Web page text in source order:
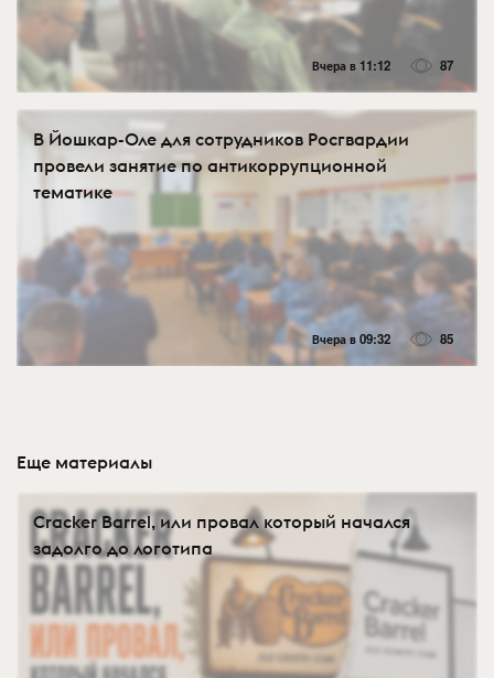
Вчера в 11:12 87
В Йошкар-Оле для сотрудников Росгвардии
провели занятие по антикоррупционной
тематике
Вчера в 09:32 85
Еще материалы
Cracker Barrel, или провал который начался
задолго до логотипа